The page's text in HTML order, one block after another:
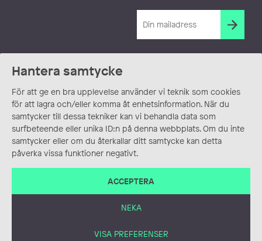
Hantera samtycke
För att ge en bra upplevelse använder vi teknik som cookies
för att lagra och/eller komma åt enhetsinformation. När du
samtycker till dessa tekniker kan vi behandla data som
surfbeteende eller unika ID:n på denna webbplats. Om du inte
samtycker eller om du återkallar ditt samtycke kan detta
påverka vissa funktioner negativt.
ACCEPTERA
NEKA
VISA PREFERENSER